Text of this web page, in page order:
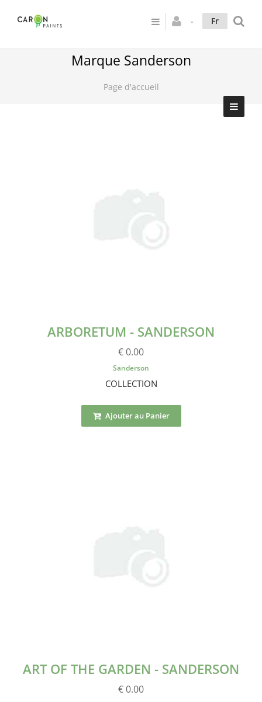
Fr
Marque Sanderson
Page d'accueil
ARBORETUM - SANDERSON
€ 0.00
Sanderson
COLLECTION
Ajouter au Panier
ART OF THE GARDEN - SANDERSON
€ 0.00